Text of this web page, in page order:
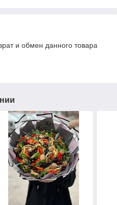
и обмен данного товара